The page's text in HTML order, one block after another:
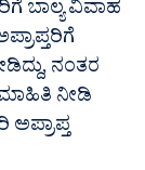
ಬಾಲ್ಯ ವಿವಾಹ
ನಂತರ
ನೀಡಿ